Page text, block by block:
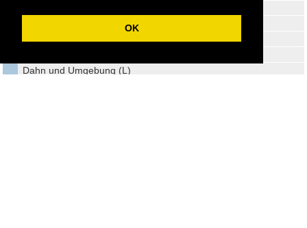
OK
Dornstetten und Umgebung (I)
Dahn und Umgebung (L)